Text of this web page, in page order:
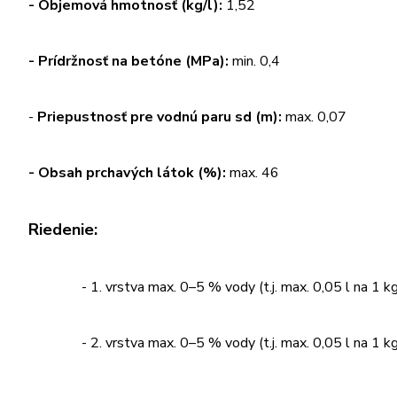
- Objemová hmotnosť (kg/l): 1,52
- Prídržnosť na betóne (MPa): min. 0,4
- Priepustnosť pre vodnú paru sd (m): max. 0,07
- Obsah prchavých látok (%): max. 46
Riedenie:
- 1. vrstva max. 0–5 % vody (t.j. max. 0,05 l na 1
- 2. vrstva max. 0–5 % vody (t.j. max. 0,05 l na 1